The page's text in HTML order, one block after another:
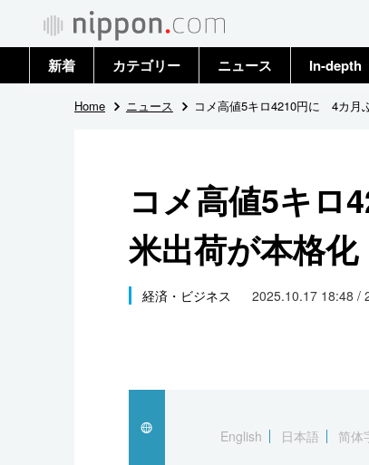
新着 カテゴリー
政治・外交
国際
社会
文化
スポーツ・東京2020
ニュース
トップ
In-depth
Home ニュース コメ高値5キロ4210円に 4カ月
コメ高値5キ
米出荷が本格化
経済・ビジネス 2025.10.17 18:48 /
English
日本語 简体